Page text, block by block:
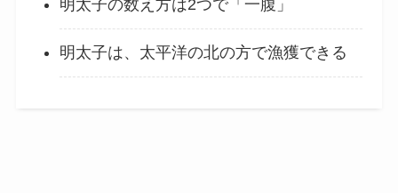
明太子の数え方は2つで「一腹」
明太子は、太平洋の北の方で漁獲できる